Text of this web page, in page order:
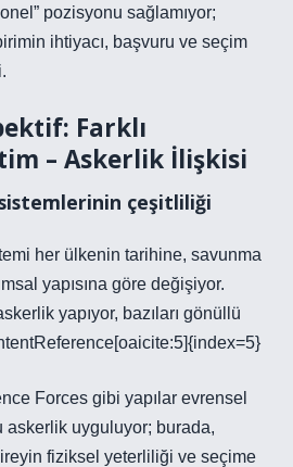
pozisyonu sağlamıyor;
ihtiyacı, başvuru ve seçim
Farklı
– Askerlik İlişkisi
çeşitliliği
her ülkenin tarihine, savunma
yapısına göre değişiyor.
yapıyor, bazıları gönüllü
Forces gibi yapılar evrensel
askerlik uyguluyor; burada,
fiziksel yeterliliği ve seçime